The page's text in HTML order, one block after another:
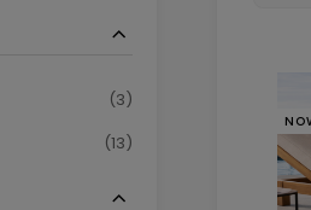
(3)
(13)